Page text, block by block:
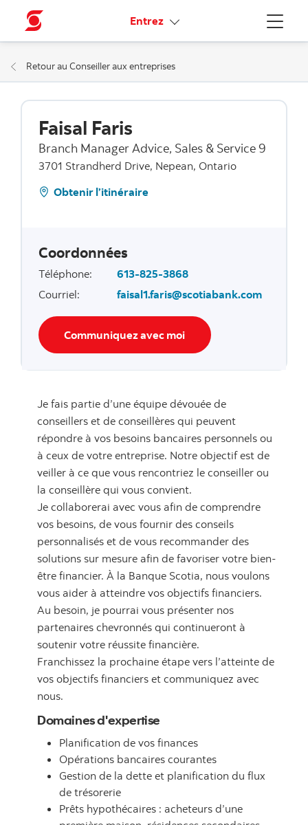
Menu
Entrez Liens connexes
Retour au Conseiller aux entreprises
Faisal Faris
Branch Manager Advice, Sales & Service 9
3701 Strandherd Drive, Nepean, Ontario
Obtenir l’itinéraire
Coordonnées
Téléphone:
613-825-3868
Courriel: faisal1.faris@scotiabank.com
Communiquez avec moi
Je fais partie d’une équipe dévouée de
conseillers et de conseillères qui peuvent
répondre à vos besoins bancaires personnels ou
à ceux de votre entreprise. Notre objectif est de
veiller à ce que vous rencontriez le conseiller ou
la conseillère qui vous convient.
Je collaborerai avec vous afin de comprendre
vos besoins, de vous fournir des conseils
personnalisés et de vous recommander des
solutions sur mesure afin de favoriser votre bien-
être financier. À la Banque Scotia, nous voulons
vous aider à atteindre vos objectifs financiers.
Au besoin, je pourrai vous présenter nos
partenaires chevronnés qui continueront à
soutenir votre réussite financière.
Franchissez la prochaine étape vers l’atteinte de
vos objectifs financiers et communiquez avec
nous.
Domaines d'expertise
Planification de vos finances
Opérations bancaires courantes
Gestion de la dette et planification du flux
de trésorerie
Prêts hypothécaires : acheteurs d’une